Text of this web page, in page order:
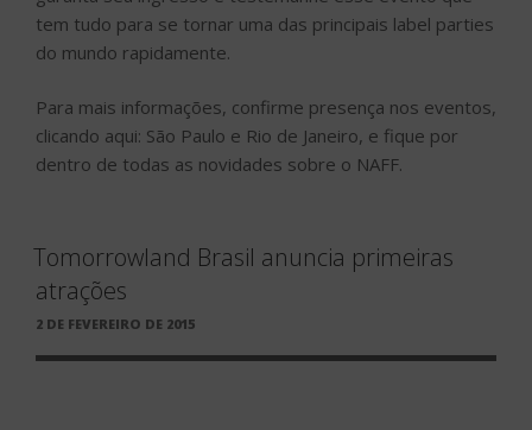
tem tudo para se tornar uma das principais label parties
do mundo rapidamente.
Para mais informações, confirme presença nos eventos,
clicando aqui: São Paulo e Rio de Janeiro, e fique por
dentro de todas as novidades sobre o NAFF.
Tomorrowland Brasil anuncia primeiras
atrações
PUBLICADO
2 DE FEVEREIRO DE 2015